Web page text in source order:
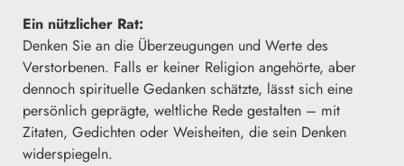
Ein nützlicher Rat:
Denken Sie an die Überzeugungen und Werte des
Verstorbenen. Falls er keiner Religion angehörte, aber
dennoch spirituelle Gedanken schätzte, lässt sich eine
persönlich geprägte, weltliche Rede gestalten – mit
Zitaten, Gedichten oder Weisheiten, die sein Denken
widerspiegeln.